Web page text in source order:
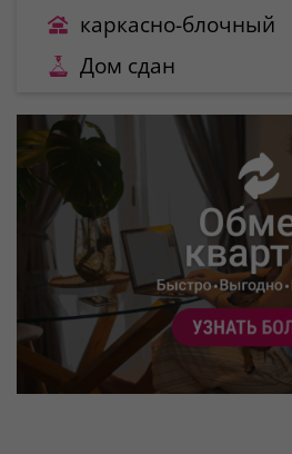
каркасно-блочный
Дом сдан